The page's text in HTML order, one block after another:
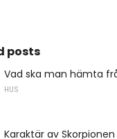
posts
Vad ska man hämta
HUS
Karaktär av Skorpionen